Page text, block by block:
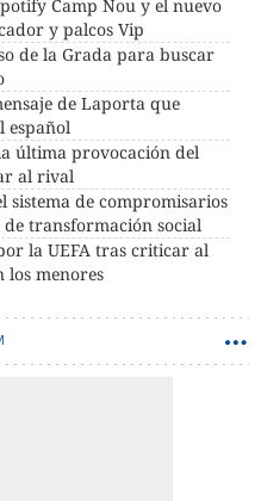
Camp Nou y el nuevo
y palcos Vip
de la Grada para buscar
de Laporta que
español
última provocación del
al rival
sistema de compromisarios
transformación social
la UEFA tras criticar al
los menores